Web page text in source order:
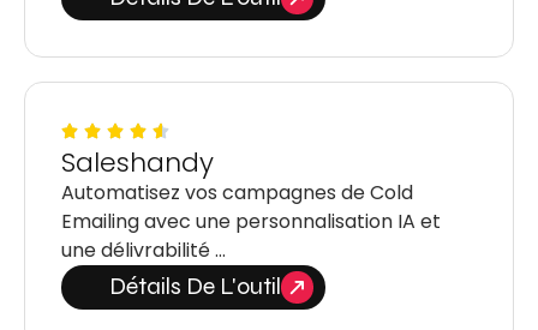
Saleshandy
Automatisez vos campagnes de Cold
Emailing avec une personnalisation IA et
une délivrabilité …
Détails De L'outil